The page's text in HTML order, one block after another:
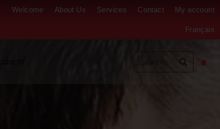
Welcome About Us Services Contact My account
Français